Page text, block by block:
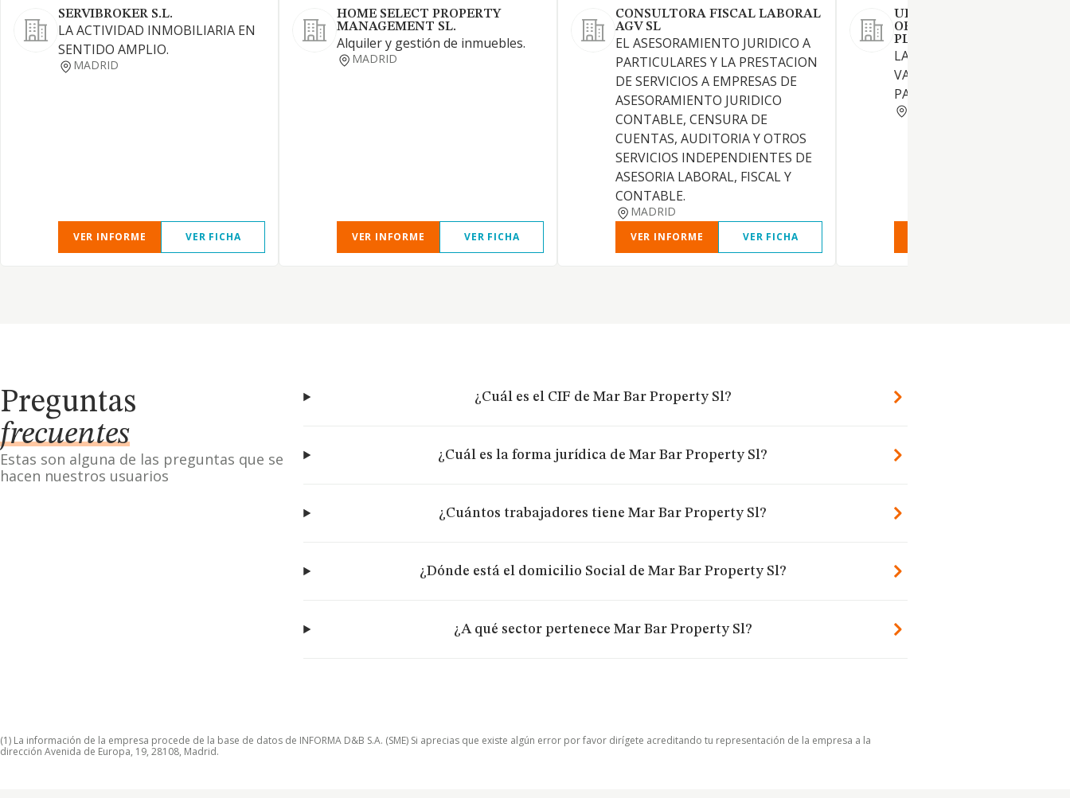
SERVIBROKER S.L.
LA ACTIVIDAD INMOBILIARIA EN
SENTIDO AMPLIO.
MADRID
VER INFORME VER FICHA
HOME SELECT PROPERTY
MANAGEMENT SL.
Alquiler y gestión de inmuebles.
MADRID
VER INFORME VER FICHA
CONSULTORA FISCAL LABORAL
AGV SL
EL ASESORAMIENTO JURIDICO A
PARTICULARES Y LA PRESTACION
DE SERVICIOS A EMPRESAS DE
ASESORAMIENTO JURIDICO
CONTABLE, CENSURA DE
CUENTAS, AUDITORIA Y OTROS
SERVICIOS INDEPENDIENTES DE
ASESORIA LABORAL, FISCAL Y
CONTABLE.
MADRID
VER INFORME VER FICHA
URBALIA URBANISMO
ORDENACION DEL
PLANEAMIENTO Y
LA TENENCIA DE TITULOS
VALORES
PARTICIPACIONES EN
Preguntas
frecuentes
Estas son alguna de las preguntas que se
hacen nuestros usuarios
¿Cuál es el CIF de Mar Bar Property Sl?
¿Cuál es la forma jurídica de Mar Bar Property Sl?
¿Cuántos trabajadores tiene Mar Bar Property Sl?
¿Dónde está el domicilio Social de Mar Bar Property Sl?
¿A qué sector pertenece Mar Bar Property Sl?
(1) La información de la empresa procede de la base de datos de INFORMA D&B S.A. (SME) Si aprecias que existe algún error por favor dirígete acreditando tu representación de la empresa a la
dirección Avenida de Europa, 19, 28108, Madrid.